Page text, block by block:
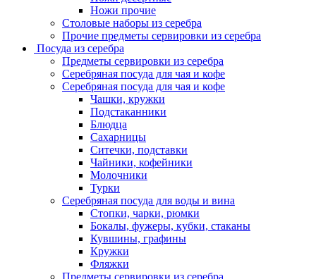
Ножи прочие
Столовые наборы из серебра
Прочие предметы сервировки из серебра
Посуда из серебра
Предметы сервировки из серебра
Серебряная посуда для чая и кофе
Серебряная посуда для чая и кофе
Чашки, кружки
Подстаканники
Блюдца
Сахарницы
Ситечки, подставки
Чайники, кофейники
Молочники
Турки
Серебряная посуда для воды и вина
Стопки, чарки, рюмки
Бокалы, фужеры, кубки, стаканы
Кувшины, графины
Кружки
Фляжки
Предметы сервировки из серебра